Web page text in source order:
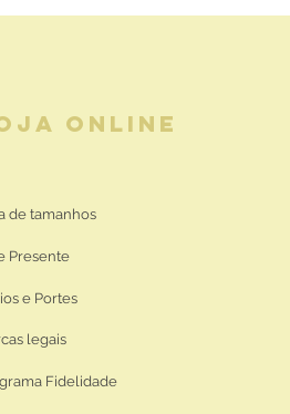
ONLINE
de tamanhos
Presente
e Portes
legais
Fidelidade